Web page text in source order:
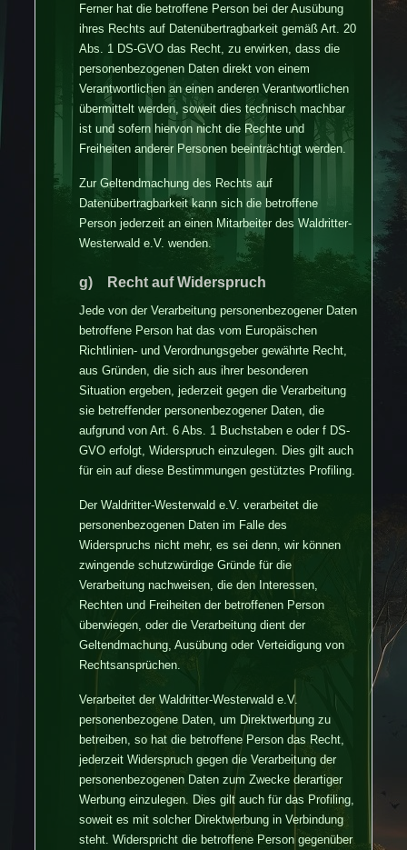
Ferner hat die betroffene Person bei der Ausübung
ihres Rechts auf Datenübertragbarkeit gemäß Art. 20
Abs. 1 DS-GVO das Recht, zu erwirken, dass die
personenbezogenen Daten direkt von einem
Verantwortlichen an einen anderen Verantwortlichen
übermittelt werden, soweit dies technisch machbar
ist und sofern hiervon nicht die Rechte und
Freiheiten anderer Personen beeinträchtigt werden.
Zur Geltendmachung des Rechts auf
Datenübertragbarkeit kann sich die betroffene
Person jederzeit an einen Mitarbeiter des Waldritter-
Westerwald e.V. wenden.
g) Recht auf Widerspruch
Jede von der Verarbeitung personenbezogener Daten
betroffene Person hat das vom Europäischen
Richtlinien- und Verordnungsgeber gewährte Recht,
aus Gründen, die sich aus ihrer besonderen
Situation ergeben, jederzeit gegen die Verarbeitung
sie betreffender personenbezogener Daten, die
aufgrund von Art. 6 Abs. 1 Buchstaben e oder f DS-
GVO erfolgt, Widerspruch einzulegen. Dies gilt auch
für ein auf diese Bestimmungen gestütztes Profiling.
Der Waldritter-Westerwald e.V. verarbeitet die
personenbezogenen Daten im Falle des
Widerspruchs nicht mehr, es sei denn, wir können
zwingende schutzwürdige Gründe für die
Verarbeitung nachweisen, die den Interessen,
Rechten und Freiheiten der betroffenen Person
überwiegen, oder die Verarbeitung dient der
Geltendmachung, Ausübung oder Verteidigung von
Rechtsansprüchen.
Verarbeitet der Waldritter-Westerwald e.V.
personenbezogene Daten, um Direktwerbung zu
betreiben, so hat die betroffene Person das Recht,
jederzeit Widerspruch gegen die Verarbeitung der
personenbezogenen Daten zum Zwecke derartiger
Werbung einzulegen. Dies gilt auch für das Profiling,
soweit es mit solcher Direktwerbung in Verbindung
steht. Widerspricht die betroffene Person gegenüber